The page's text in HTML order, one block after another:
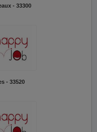
- 33300
- 33520